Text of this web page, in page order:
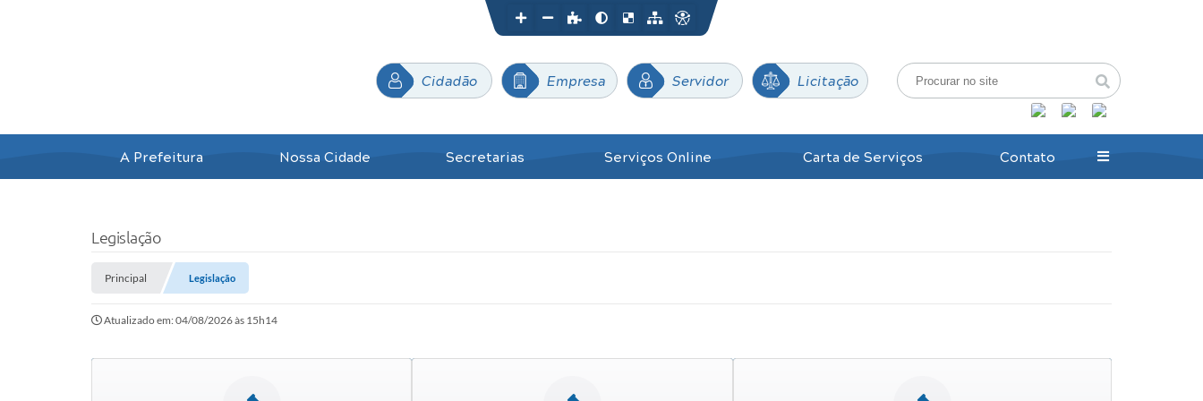
Cidadão Empresa Servidor Licitação
A Prefeitura Nossa Cidade Secretarias Serviços Online Carta de Serviços Contato
Legislação
Principal Legislação
Atualizado em: 04/08/2026 às 15h14